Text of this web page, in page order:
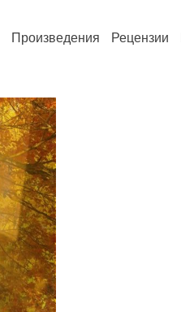
Произведения Рецензии